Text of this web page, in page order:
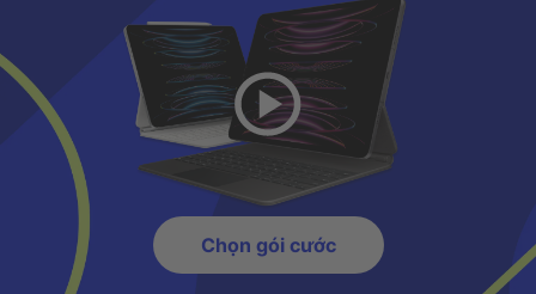
Hỗ trợ
Chọn gói cước